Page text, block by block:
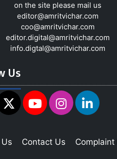
on the site please mail us
editor@amritvichar.com
coo@amritvichar.com
editor.digital@amritvichar.com
info.digtal@amritvichar.com
Us
Us Contact Us Complaint